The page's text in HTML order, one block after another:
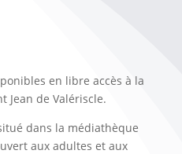
en libre accès à la
Jean de Valériscle.
dans la médiathèque
aux adultes et aux